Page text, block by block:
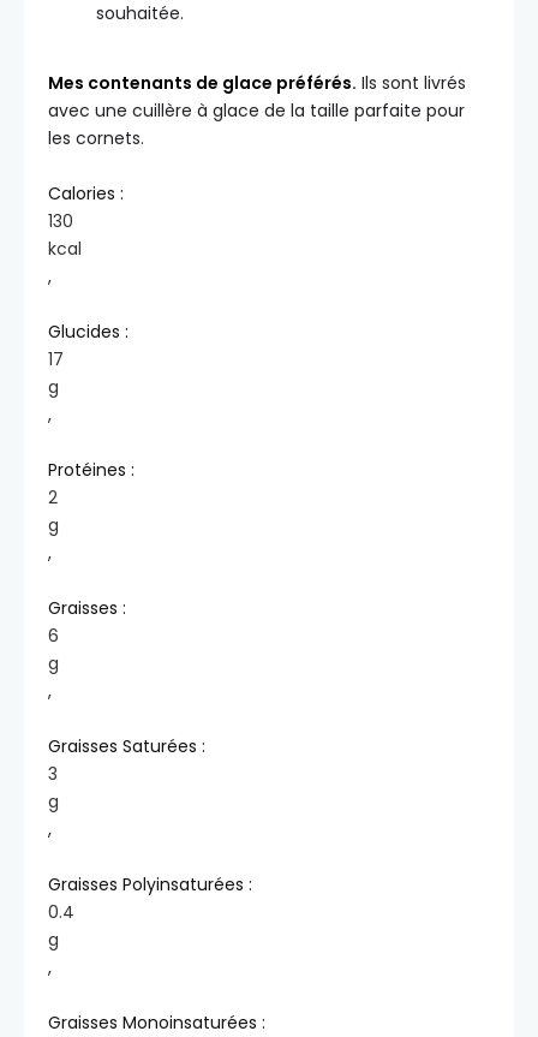
souhaitée.
Mes contenants de glace préférés. Ils sont livrés
avec une cuillère à glace de la taille parfaite pour
les cornets.
Calories :
130
kcal
,
Glucides :
17
g
,
Protéines :
2
g
,
Graisses :
6
g
,
Graisses Saturées :
3
g
,
Graisses Polyinsaturées :
0.4
g
,
Graisses Monoinsaturées :